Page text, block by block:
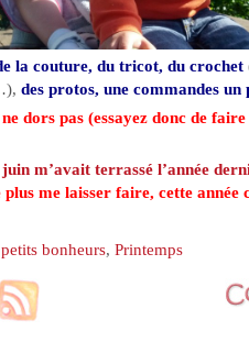
la couture, du tricot, du crochet
des protos, une commandes un
dors pas (essayez donc de
juin m’avait terrassé l’année
plus me laisser faire, cette année
petits bonheurs, Printemps